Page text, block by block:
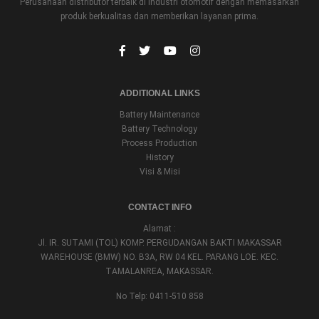
Perusahaan distributor terbaik di industri otomotif dengan memasarkan
produk berkualitas dan memberikan layanan prima.
ADDITIONAL LINKS
Battery Maintenance
Battery Technology
Process Production
History
Visi & Misi
CONTACT INFO
Alamat :
Jl. IR. SUTAMI (TOL) KOMP. PERGUDANGAN BAKTI MAKASSAR
WAREHOUSE (BMW) NO. B3A, RW 04 KEL. PARANG LOE. KEC.
TAMALANREA, MAKASSAR.
No Telp: 0411-510 858